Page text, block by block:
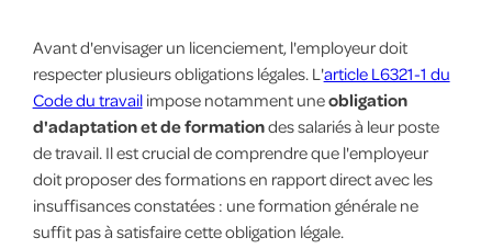
Avant d'envisager un licenciement, l'employeur doit
respecter plusieurs obligations légales. L'article L6321-1 du
Code du travailimpose notamment uneobligation
d'adaptation et de formationdes salariés à leur poste
de travail. Il est crucial de comprendre que l'employeur
doit proposer des formations en rapport direct avec les
insuffisances constatées : une formation générale ne
suffit pas à satisfaire cette obligation légale.